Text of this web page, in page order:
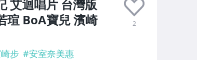
艾迴唱片 台灣版
瑄 BoA寶兒 濱崎
2
步 #安室奈美惠